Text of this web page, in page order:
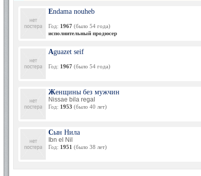
Endama nouheb
Год: 1967 (было 54 года)
исполнительный продюсер
Aguazet seif
Год: 1967 (было 54 года)
Женщины без мужчин
Nissae bila regal
Год: 1953 (было 40 лет)
Сын Нила
Ibn el Nil
Год: 1951 (было 38 лет)